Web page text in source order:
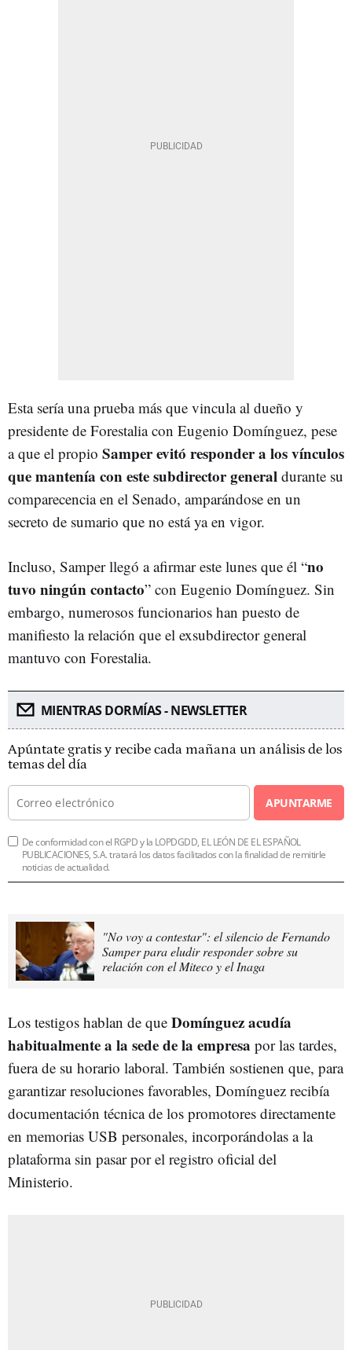
Esta sería una prueba más que vincula al dueño y
presidente de Forestalia con Eugenio Domínguez, pese
a que el propio Samper evitó responder a los vínculos
que mantenía con este subdirector general durante su
comparecencia en el Senado, amparándose en un
secreto de sumario que no está ya en vigor.
Incluso, Samper llegó a afirmar este lunes que él “no
tuvo ningún contacto” con Eugenio Domínguez. Sin
embargo, numerosos funcionarios han puesto de
manifiesto la relación que el exsubdirector general
mantuvo con Forestalia.
MIENTRAS DORMÍAS - NEWSLETTER
Apúntate gratis y recibe cada mañana un análisis de los
temas del día
APUNTARME
De conformidad con el RGPD y la LOPDGDD, EL LEÓN DE EL ESPAÑOL
PUBLICACIONES, S.A. tratará los datos facilitados con la finalidad de remitirle
noticias de actualidad.
"No voy a contestar": el silencio de Fernando
Samper para eludir responder sobre su
relación con el Miteco y el Inaga
Los testigos hablan de que Domínguez acudía
habitualmente a la sede de la empresa por las tardes,
fuera de su horario laboral. También sostienen que, para
garantizar resoluciones favorables, Domínguez recibía
documentación técnica de los promotores directamente
en memorias USB personales, incorporándolas a la
plataforma sin pasar por el registro oficial del
Ministerio.